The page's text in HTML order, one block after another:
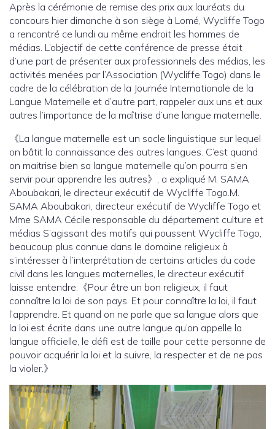
Après la cérémonie de remise des prix aux lauréats du
concours hier dimanche à son siège à Lomé, Wycliffe Togo
a rencontré ce lundi au même endroit les hommes de
médias. L’objectif de cette conférence de presse était
d’une part de présenter aux professionnels des médias, les
activités menées par l’Association (Wycliffe Togo) dans le
cadre de la célébration de la Journée Internationale de la
Langue Maternelle et d’autre part, rappeler aux uns et aux
autres l’importance de la maîtrise d’une langue maternelle.
《La langue maternelle est un socle linguistique sur lequel
on bâtit la connaissance des autres langues. C’est quand
on maitrise bien sa langue maternelle qu’on pourra s’en
servir pour apprendre les autres》, a expliqué M. SAMA
Aboubakari, le directeur exécutif de Wycliffe Togo.M.
SAMA Aboubakari, directeur exécutif de Wycliffe Togo et
Mme SAMA Cécile responsable du département culture et
médias S’agissant des motifs qui poussent Wycliffe Togo,
beaucoup plus connue dans le domaine religieux à
s’intéresser à l’interprétation de certains articles du code
civil dans les langues maternelles, le directeur exécutif
laisse entendre:《Pour être un bon religieux, il faut
connaître la loi de son pays. Et pour connaître la loi, il faut
l’apprendre. Et quand on ne parle que sa langue alors que
la loi est écrite dans une autre langue qu’on appelle la
langue officielle, le défi est de taille pour cette personne de
pouvoir acquérir la loi et la suivre, la respecter et de ne pas
la violer.》